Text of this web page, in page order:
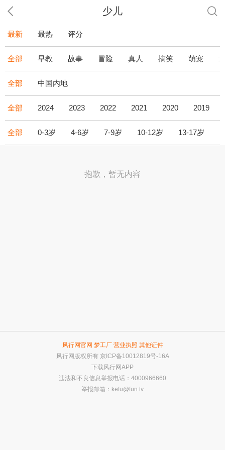
少儿
最新 最热 评分
全部 早教 故事 冒险 真人 搞笑 萌宠
全部 中国内地
全部 2024 2023 2022 2021 2020 2019
全部 0-3岁 4-6岁 7-9岁 10-12岁 13-17岁
抱歉，暂无内容
风行网官网 梦工厂 营业执照 其他证件
风行网版权所有 京ICP备10012819号-16A
下载风行网APP
违法和不良信息举报电话：4000966660
举报邮箱： kefu@fun.tv